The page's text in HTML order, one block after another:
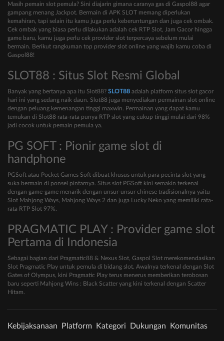
Masih pemain slot pemula? Sini diajarin gimana caranya gas di Gaspol88 agar
gampang menang Jackpot. Bermain di APK SLOT memang diperlukan
kemahiran, tapi selain itu kamu juga perlu keberuntungan dan juga cek ombak.
Cek ombak yang biasa perlu dilakukan adalah cek RTP Slot, Jam Gacor hingga
game baru, kamu juga perlu cek provider slot terpercaya sebelum mulai
bermain. Berikut rangkuman top provider slot online yang wajib kamu coba di
Gaspol88!
SLOT88 : Situs Slot Resmi Global
Banyak yang bertanya apa itu Slot88? SLOT88 adalah platform situs slot gacor
hari ini yang sedang naik daun. Slot88 juga menyediakan permainan slot online
dengan peluang kemenangan tinggi maxwin. Permainan yang dapat kamu
temukan di Slot88 rata-rata punya RTP slot yang cukup tinggi mulai dari 98%
jadi cocok untuk pemain pemula ya.
PG SOFT : Pionir game slot di
handphone
PGSoft atau Pocket Games Soft dibuat khusus untuk para pecinta slot yang
suka bermain di ponsel pintarnya. Situs slot PGSoft kini semakin terkenal
dengan game-game menarik dengan unsur-unsur chinese tradisionalnya yaitu
Slot Mahjong Ways, Mahjong Ways 2 dan juga Lucky Neko yang memiliki rata-
rata RTP Slot 97%.
PRAGMATIC PLAY : Provider game slot
Pertama di Indonesia
Sebagai bagian dari Pragmatic88 & Nexus Slot, Gaspol Slot merekomendasikan
Slot Pragmatic Play untuk pemula di bidang slot. Awalnya terkenal dengan Slot
Gates of Olympus, kini Pragmatic Play terus menerus memberikan terobosan
baru seperti Mahjong Wins : Black Scatter yang kini terkenal dengan Scatter
Hitam.
Kebijaksanaan Platform Kategori Dukungan Komunitas